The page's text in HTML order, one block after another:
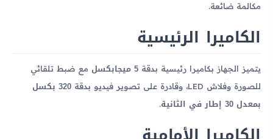
مكالمة ضائعة.
الكاميرا الرئيسية
يتميز الجهاز بكاميرا رئيسية بدقة 5 ميجابكسل
مع ضبط تلقائي
للصورة وفلاش LED، وقادرة على تصوير فيديو بدقة
320 بكسل
بمعدل 30 إطار في الثانية
.